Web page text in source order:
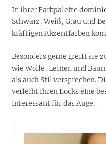
In ihrer Farbpalette
Schwarz, Weiß, Grau und
kräftigen Akzentfarben
Besonders gerne greift sie
wie Wolle, Leinen und
als auch Stil versprechen.
verleiht ihren Looks eine
interessant für das Auge.